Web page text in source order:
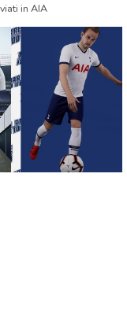
in AIA